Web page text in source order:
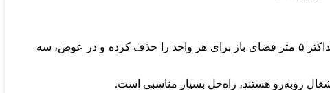
در مواردی که امکان اجرای فضای باز در سطح زمین وجود نداشته باشد، قانون سوم شهرداری این امکان را فراهم کرده که حداکثر ۵ متر فضای باز برای هر واحد را حذف کرده و در عوض، سه
روبه‌رو هستند، راه‌حل بسیار مناسبی است.